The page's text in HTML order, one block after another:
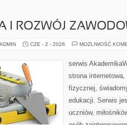
I ROZWÓJ
CZE - 2 - 2026 MOŻLIWOŚĆ
serwis
strona
fizycznej,
edukacji. Serwis
uczniów,